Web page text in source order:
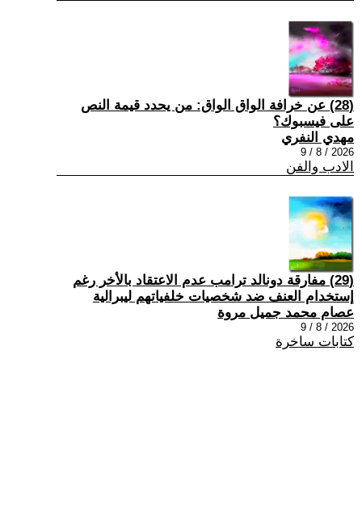
(28) عن خرافة الواق الواق: من يحدد قيمة النص
على فيسبوك؟
مهدي النفري
2026 / 8 / 9
الادب والفن
(29) مفارقة دونالد ترامب عدم الاعتقاد بالأخر رغم
إستخدام العنف ضد شخصيات خلفياتهم ليبرالية
عصام محمد جميل مروة
2026 / 8 / 9
كتابات ساخرة